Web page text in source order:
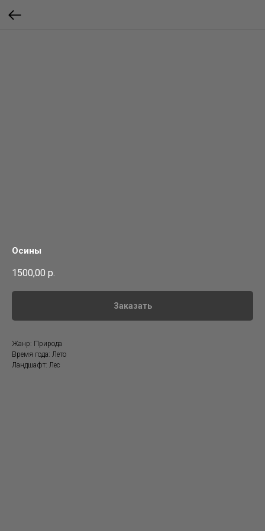
Осины
1500,00 р.
Заказать
Жанр: Природа
Время года: Лето
Ландшафт: Лес